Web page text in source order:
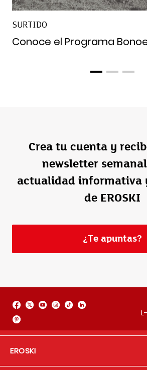
SURTIDO
Conoce el Programa
Crea tu cuenta y
newsletter
actualidad informativa
de EROSKI
¿Te apuntas?
EROSKI